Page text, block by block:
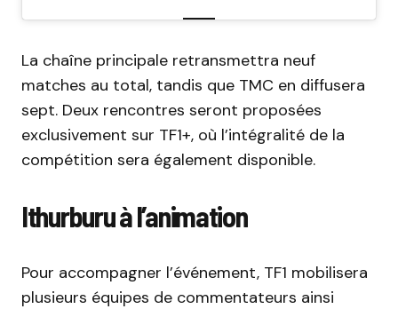
La chaîne principale retransmettra neuf
matches au total, tandis que TMC en diffusera
sept. Deux rencontres seront proposées
exclusivement sur TF1+, où l’intégralité de la
compétition sera également disponible.
Ithurburu à l’animation
Pour accompagner l’événement, TF1 mobilisera
plusieurs équipes de commentateurs ainsi